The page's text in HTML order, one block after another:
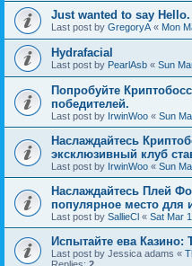
Just wanted to say Hello.
Last post by GregoryA « Mon
Hydrafacial
Last post by PearlAsb « Sun
Попробуйте
победителей.
Last post by IrwinWoo « Sun
Наслаждайтесь
эксклюзивный клуб
Last post by IrwinWoo « Sun
Наслаждайтесь Плей
популярное место для
Last post by SallieCl « Sat Mar
Испытайте ева Казино:
Last post by Jessica adams «